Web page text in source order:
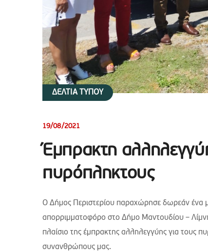
ΔΕΛΤΙΑ ΤΥΠΟΥ
19/08/2021
Έμπρακτη
πυρόπληκτους
Ο Δήμος Περιστερίου παραχώρησε δωρεάν ένα
απορριμματοφόρο στο Δήμο Μαντουδίου –
πλαίσιο της έμπρακτης αλληλεγγύης για τους
συνανθρώπους μας.